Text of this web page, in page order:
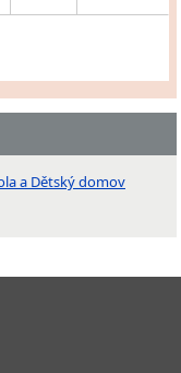
a Dětský domov